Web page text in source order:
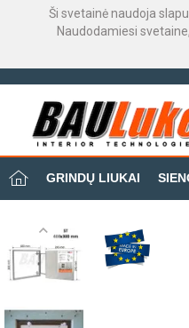
Ši svetainė naudoja
Naudodamiesi
GRINDŲ LIUKAI